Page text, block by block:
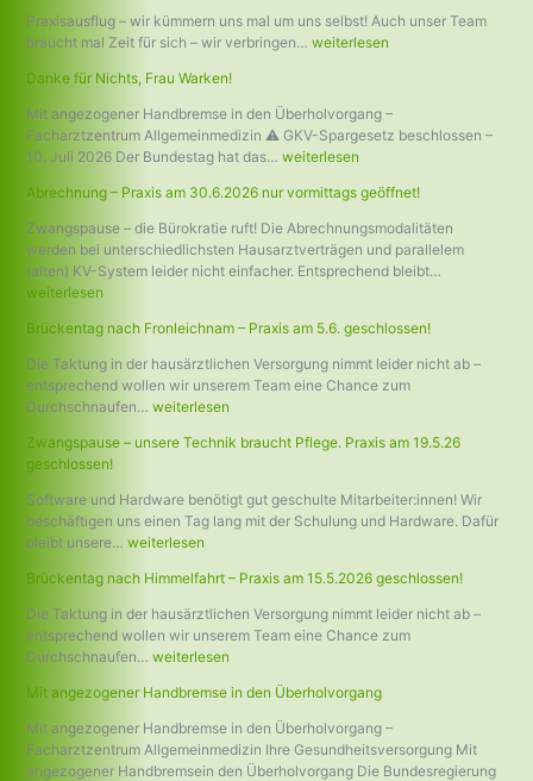
Praxisausflug – wir kümmern uns mal um uns selbst! Auch unser Team
braucht mal Zeit für sich – wir verbringen…weiterlesen
Danke für Nichts, Frau Warken!
Mit angezogener Handbremse in den Überholvorgang –
Facharztzentrum Allgemeinmedizin ⚠ GKV-Spargesetz beschlossen –
10. Juli 2026 Der Bundestag hat das…weiterlesen
Abrechnung – Praxis am 30.6.2026 nur vormittags geöffnet!
Zwangspause – die Bürokratie ruft! Die Abrechnungsmodalitäten
werden bei unterschiedlichsten Hausarztverträgen und parallelem
(alten) KV-System leider nicht einfacher. Entsprechend bleibt…
weiterlesen
Brückentag nach Fronleichnam – Praxis am 5.6. geschlossen!
Die Taktung in der hausärztlichen Versorgung nimmt leider nicht ab –
entsprechend wollen wir unserem Team eine Chance zum
Durchschnaufen…weiterlesen
Zwangspause – unsere Technik braucht Pflege. Praxis am 19.5.26
geschlossen!
Software und Hardware benötigt gut geschulte Mitarbeiter:innen! Wir
beschäftigen uns einen Tag lang mit der Schulung und Hardware. Dafür
bleibt unsere…weiterlesen
Brückentag nach Himmelfahrt – Praxis am 15.5.2026 geschlossen!
Die Taktung in der hausärztlichen Versorgung nimmt leider nicht ab –
entsprechend wollen wir unserem Team eine Chance zum
Durchschnaufen…weiterlesen
Mit angezogener Handbremse in den Überholvorgang
Mit angezogener Handbremse in den Überholvorgang –
Facharztzentrum Allgemeinmedizin Ihre Gesundheitsversorgung Mit
angezogener Handbremsein den Überholvorgang Die Bundesregierung